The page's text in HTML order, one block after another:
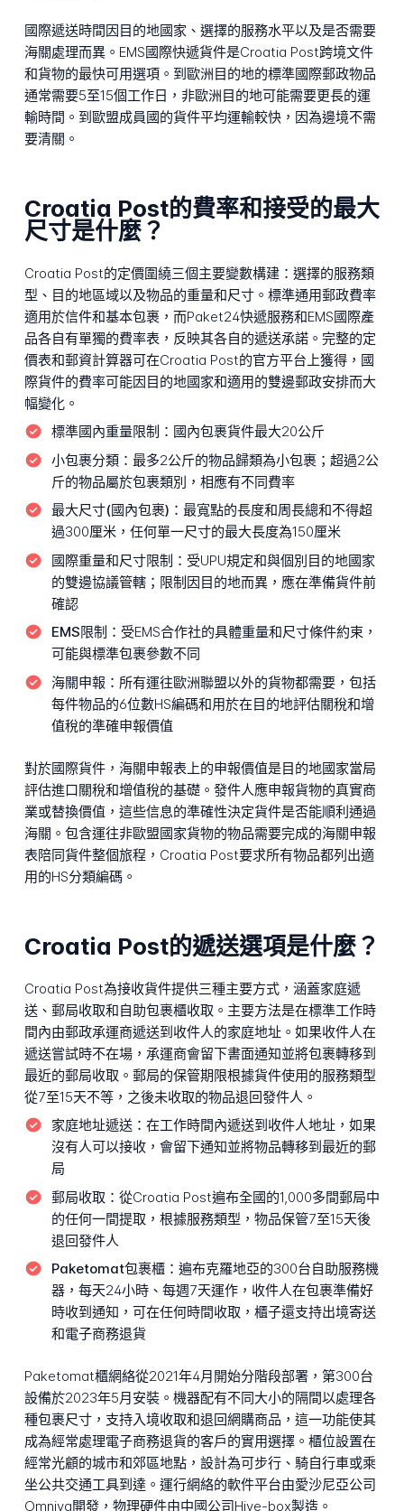
國際遞送時間因目的地國家、選擇的服務水平以及是否需要
海關處理而異。EMS國際快遞貨件是Croatia Post跨境文件
和貨物的最快可用選項。到歐洲目的地的標準國際郵政物品
通常需要5至15個工作日，非歐洲目的地可能需要更長的運
輸時間。到歐盟成員國的貨件平均運輸較快，因為邊境不需
要清關。
Croatia Post的費率和接受的最大
尺寸是什麼？
Croatia Post的定價圍繞三個主要變數構建：選擇的服務類
型、目的地區域以及物品的重量和尺寸。標準通用郵政費率
適用於信件和基本包裹，而Paket24快遞服務和EMS國際產
品各自有單獨的費率表，反映其各自的遞送承諾。完整的定
價表和郵資計算器可在Croatia Post的官方平台上獲得，國
際貨件的費率可能因目的地國家和適用的雙邊郵政安排而大
幅變化。
標準國內重量限制： 國內包裹貨件最大20公斤
小包裹分類： 最多2公斤的物品歸類為小包裹；超過2公
斤的物品屬於包裹類別，相應有不同費率
最大尺寸(國內包裹)： 最寬點的長度和周長總和不得超
過300厘米，任何單一尺寸的最大長度為150厘米
國際重量和尺寸限制： 受UPU規定和與個別目的地國家
的雙邊協議管轄；限制因目的地而異，應在準備貨件前
確認
EMS限制： 受EMS合作社的具體重量和尺寸條件約束，
可能與標準包裹參數不同
海關申報： 所有運往歐洲聯盟以外的貨物都需要，包括
每件物品的6位數HS編碼和用於在目的地評估關稅和增
值稅的準確申報價值
對於國際貨件，海關申報表上的申報價值是目的地國家當局
評估進口關稅和增值稅的基礎。發件人應申報貨物的真實商
業或替換價值，這些信息的準確性決定貨件是否能順利通過
海關。包含運往非歐盟國家貨物的物品需要完成的海關申報
表陪同貨件整個旅程，Croatia Post要求所有物品都列出適
用的HS分類編碼。
Croatia Post的遞送選項是什麼？
Croatia Post為接收貨件提供三種主要方式，涵蓋家庭遞
送、郵局收取和自助包裹櫃收取。主要方法是在標準工作時
間內由郵政承運商遞送到收件人的家庭地址。如果收件人在
遞送嘗試時不在場，承運商會留下書面通知並將包裹轉移到
最近的郵局收取。郵局的保管期限根據貨件使用的服務類型
從7至15天不等，之後未收取的物品退回發件人。
家庭地址遞送： 在工作時間內遞送到收件人地址，如果
沒有人可以接收，會留下通知並將物品轉移到最近的郵
局
郵局收取： 從Croatia Post遍布全國的1,000多間郵局中
的任何一間提取，根據服務類型，物品保管7至15天後
退回發件人
Paketomat包裹櫃： 遍布克羅地亞的300台自助服務機
器，每天24小時、每週7天運作，收件人在包裹準備好
時收到通知，可在任何時間收取，櫃子還支持出境寄送
和電子商務退貨
Paketomat櫃網絡從2021年4月開始分階段部署，第300台
設備於2023年5月安裝。機器配有不同大小的隔間以處理各
種包裹尺寸，支持入境收取和退回網購商品，這一功能使其
成為經常處理電子商務退貨的客戶的實用選擇。櫃位設置在
經常光顧的城市和郊區地點，設計為可步行、騎自行車或乘
坐公共交通工具到達。運行網絡的軟件平台由愛沙尼亞公司
Omniva開發，物理硬件由中國公司Hive-box製造。